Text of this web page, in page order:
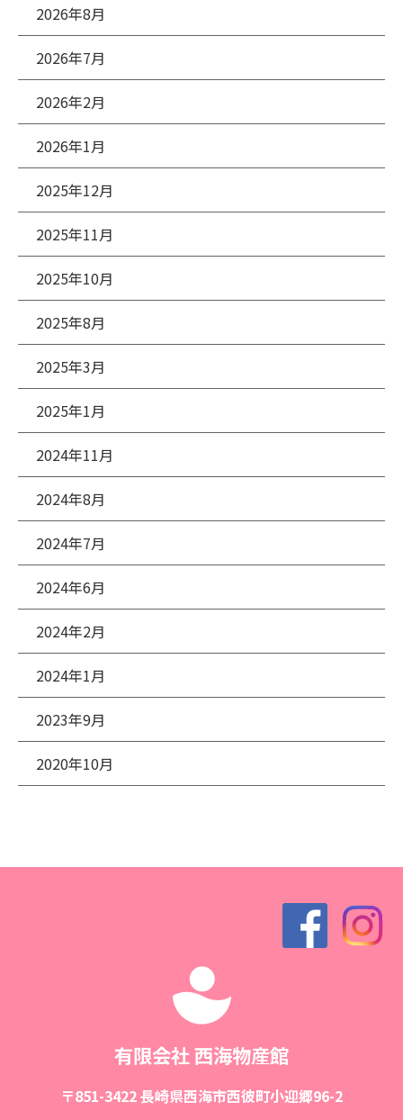
2026年8月
2026年7月
2026年2月
2026年1月
2025年12月
2025年11月
2025年10月
2025年8月
2025年3月
2025年1月
2024年11月
2024年8月
2024年7月
2024年6月
2024年2月
2024年1月
2023年9月
2020年10月
有限会社 西海物産館
〒851-3422 長崎県西海市西彼町小迎郷96-2